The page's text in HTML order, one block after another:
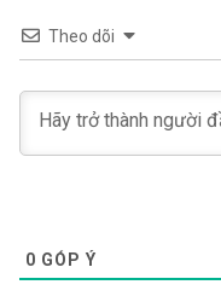
Theo dõi
0 GÓP Ý